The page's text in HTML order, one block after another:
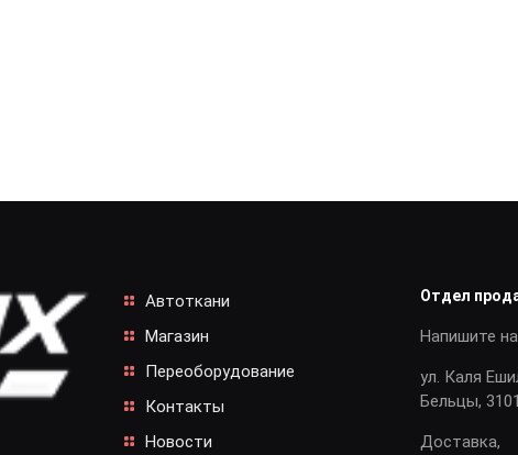
Автоткани
Магазин
Переоборудование
Контакты
Новости
Отдел
Напишите
ул. Каля
Бельцы,
Доставка,